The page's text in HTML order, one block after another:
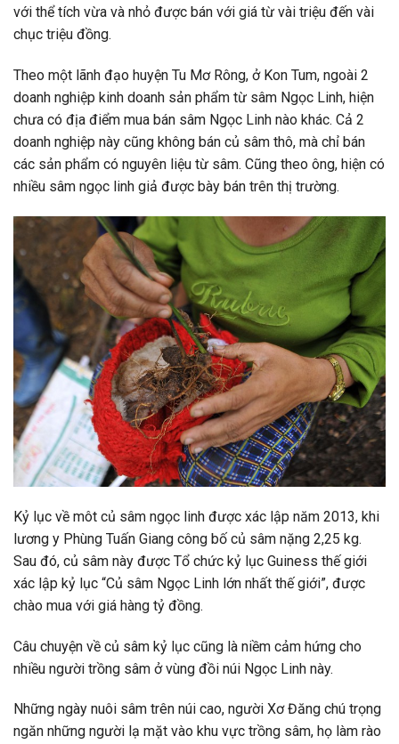
với thể tích vừa và nhỏ được bán với giá từ vài triệu đến vài
chục triệu đồng.
Theo một lãnh đạo huyện Tu Mơ Rông, ở Kon Tum, ngoài 2
doanh nghiệp kinh doanh sản phẩm từ sâm Ngọc Linh, hiện
chưa có địa điểm mua bán sâm Ngọc Linh nào khác. Cả 2
doanh nghiệp này cũng không bán củ sâm thô, mà chỉ bán
các sản phẩm có nguyên liệu từ sâm. Cũng theo ông, hiện có
nhiều sâm ngọc linh giả được bày bán trên thị trường.
Kỷ lục về môt củ sâm ngọc linh được xác lập năm 2013, khi
lương y Phùng Tuấn Giang công bố củ sâm nặng 2,25 kg.
Sau đó, củ sâm này được Tổ chức kỷ lục Guiness thế giới
xác lập kỷ lục “Củ sâm Ngọc Linh lớn nhất thế giới”, được
chào mua với giá hàng tỷ đồng.
Câu chuyện về củ sâm kỷ lục cũng là niềm cảm hứng cho
nhiều người trồng sâm ở vùng đồi núi Ngọc Linh này.
Những ngày nuôi sâm trên núi cao, người Xơ Đăng chú trọng
ngăn những người lạ mặt vào khu vực trồng sâm, họ làm rào